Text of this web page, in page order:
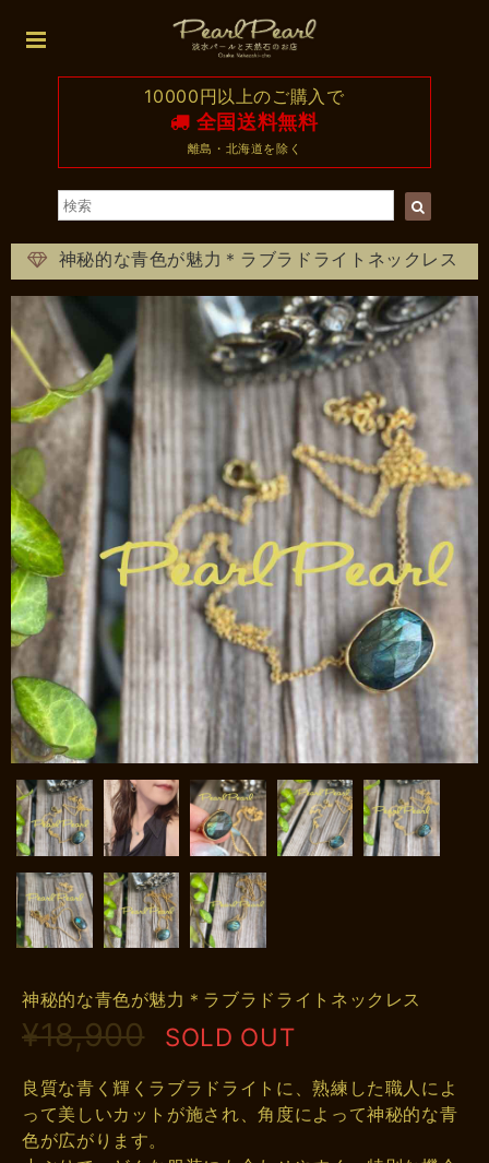
10000円以上のご購入で
全国送料無料
離島・北海道を除く
神秘的な青色が魅力＊ラブラドライトネックレス
神秘的な青色が魅力＊ラブラドライトネックレス
¥18,900 SOLD OUT
良質な青く輝くラブラドライトに、熟練した職人によ
って美しいカットが施され、角度によって神秘的な青
色が広がります。